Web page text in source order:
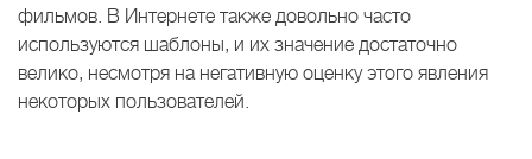
фильмов. В Интернете также довольно часто
используются шаблоны, и их значение достаточно
велико, несмотря на негативную оценку этого явления
некоторых пользователей.